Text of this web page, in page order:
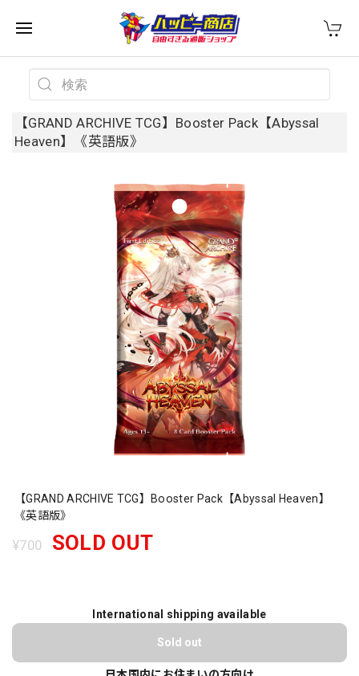
【GRAND ARCHIVE TCG】Booster Pack【Abyssal
Heaven】《英語版》
【GRAND ARCHIVE TCG】Booster Pack【Abyssal Heaven】
《英語版》
¥700 SOLD OUT
International shipping available
Sold out